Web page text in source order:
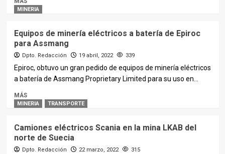
MINERIA
Equipos de minería eléctricos a batería de Epiroc
para Assmang
Dpto. Redacción 19 abril, 2022 339
Epiroc, obtuvo un gran pedido de equipos de minería eléctricos
a batería de Assmang Proprietary Limited para su uso en...
MÁS
MINERIA TRANSPORTE
Camiones eléctricos Scania en la mina LKAB del
norte de Suecia
Dpto. Redacción 22 marzo, 2022 315